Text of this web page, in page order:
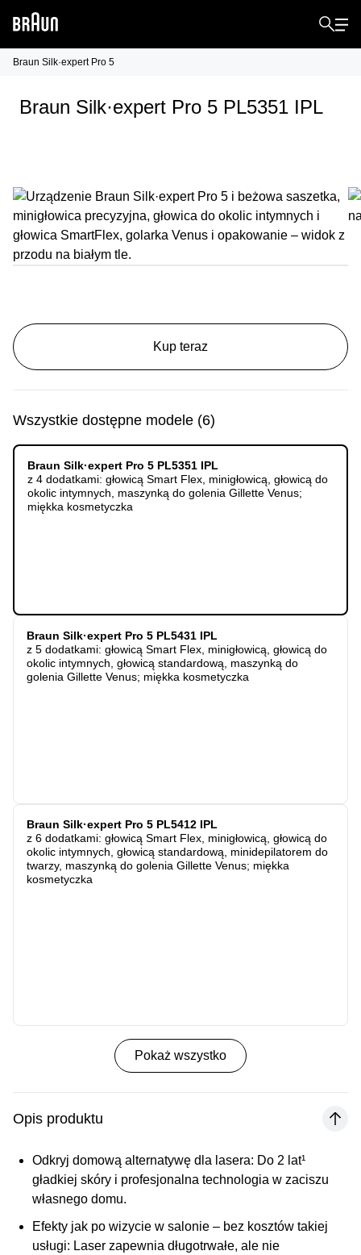
Braun Silk·expert Pro 5
Braun Silk·expert Pro 5 PL5351 IPL
Kup teraz
Wszystkie dostępne modele (6)
Braun Silk·expert Pro 5 PL5351 IPL
z 4 dodatkami: głowicą Smart Flex, minigłowicą, głowicą do
okolic intymnych, maszynką do golenia Gillette Venus;
miękka kosmetyczka
Braun Silk·expert Pro 5 PL5431 IPL
z 5 dodatkami: głowicą Smart Flex, minigłowicą, głowicą do
okolic intymnych, głowicą standardową, maszynką do
golenia Gillette Venus; miękka kosmetyczka
Braun Silk·expert Pro 5 PL5412 IPL
z 6 dodatkami: głowicą Smart Flex, minigłowicą, głowicą do
okolic intymnych, głowicą standardową, minidepilatorem do
twarzy, maszynką do golenia Gillette Venus; miękka
kosmetyczka
Pokaż wszystko
Opis produktu
Odkryj domową alternatywę dla lasera: Do 2 lat¹
gładkiej skóry i profesjonalna technologia w zaciszu
własnego domu.
Efekty jak po wizycie w salonie – bez kosztów takiej
usługi: Laser zapewnia długotrwałe, ale nie